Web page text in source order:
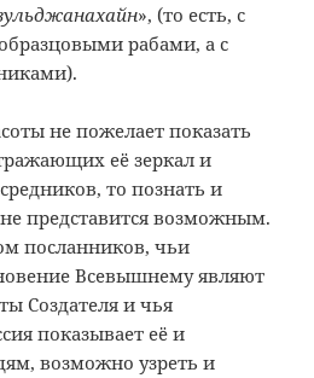
», (то есть, с
рабами, а с
не пожелает показать
её зеркал и
то познать и
не представится возможным.
посланников, чьи
Всевышнему являют
Создателя и чья
показывает её и
возможно узреть и